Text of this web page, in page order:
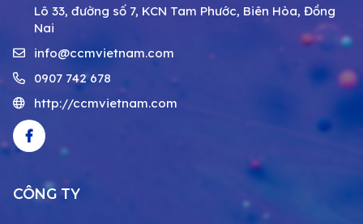
Lô 33, đường số 7, KCN Tam Phước, Biên Hòa, Đồng
Nai
info@ccmvietnam.com
0907 742 678
http://ccmvietnam.com
CÔNG TY